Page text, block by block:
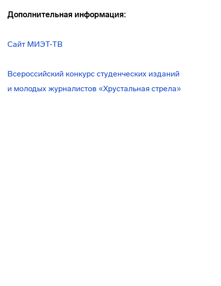
Дополнительная информация:
Сайт МИЭТ-ТВ
Всероссийский конкурс студенческих изданий
и молодых журналистов «Хрустальная стрела»